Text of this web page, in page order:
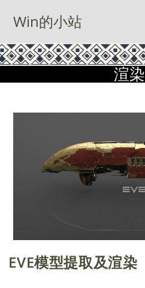
Win的小站
渲染
EVE模型提取及渲染